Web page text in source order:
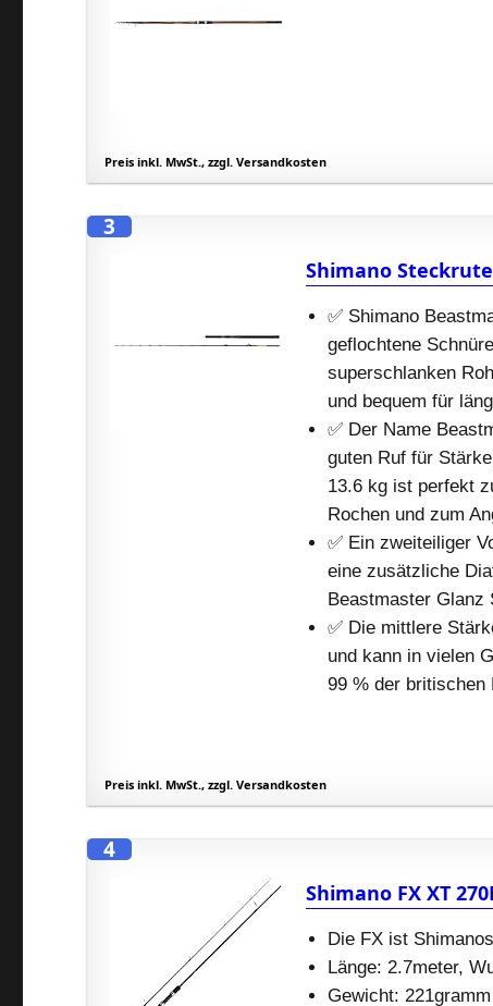
Preis inkl. MwSt., zzgl. Versandkosten
3
Shimano
✅ Shimano
geflochtene
superschlanken
und bequem für
✅ Der Name
guten Ruf für
13.6 kg ist perfekt
Rochen und zum
✅ Ein zweiteiliger
eine zusätzliche
Beastmaster Glanz
✅ Die mittlere
und kann in vielen
99 % der britischen
Preis inkl. MwSt., zzgl. Versandkosten
4
Shimano FX XT
Die FX ist
Länge: 2.7meter,
Gewicht: 221gramm